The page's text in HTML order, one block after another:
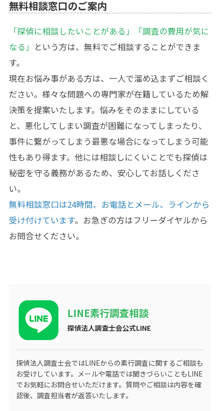
無料相談窓口のご案内
「探偵に相談したいことがある」「調査の費用が気に
なる」 という方は、無料でご相談することができま
す。
現在お悩み事がある方は、一人で溜め込まずご相談く
ださい。様々な問題への専門家が在籍しているため解
決策を提案いたします。悩みをそのままにしている
と、悪化してしまい調査が困難になってしまったり、
事件に繋がってしまう最悪な場合になってしまう可能
性もあり得ます。他には相談しにくいことでも探偵は
秘密を守る義務があるため、安心してお話しくださ
い。
無料相談窓口は24時間、お電話とメール、ラインから
受け付けています。お急ぎの方はフリーダイヤルから
お問合せください。
LINE素行調査相談
探偵法人調査士会公式LINE
探偵法人調査士会ではLINEからの素行調査に関するご相談も
お受けしています。メールや電話では聞きづらいこともLINE
でお気軽にお問合せいただけます。質問やご相談は内容を確
認後、調査担当者が返答いたします。